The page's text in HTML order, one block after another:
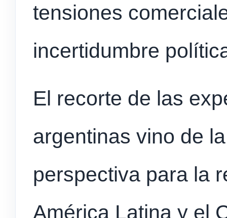
tensiones
incertidumbre
El recorte de las
argentinas vino de
perspectiva para la
América Latina y el